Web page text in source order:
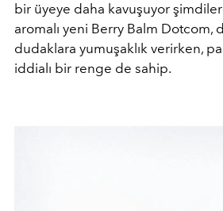
bir üyeye daha kavuşuyor
aromalı yeni Berry Balm Dotcom,
dudaklara yumuşaklık verirken,
iddialı bir renge de sahip.